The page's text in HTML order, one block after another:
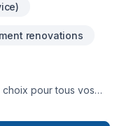
renovations
pour tous vos
de services de